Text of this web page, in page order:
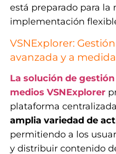
está preparado para la
implementación
VSNExplorer:
avanzada y a medida
La solución de
medios VSNExplorer
plataforma
amplia variedad de
permitiendo a los
y distribuir contenido